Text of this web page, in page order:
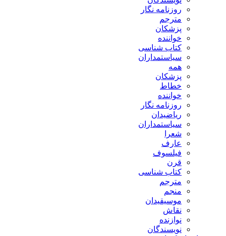
روزنامه نگار
مترجم
پزشکان
خواننده
کتاب شناسی
سیاستمداران
همه
پزشکان
خطاط
خواننده
روزنامه نگار
ریاضیدان
سیاستمداران
شعرا
عارف
فیلسوف
قرن
کتاب شناسی
مترجم
منجم
موسیقیدان
نقاش
نوازنده
نویسندگان